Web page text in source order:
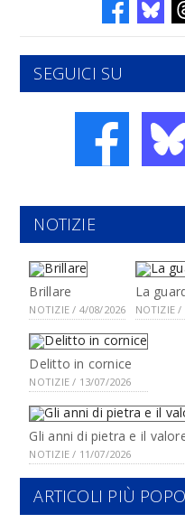
SEGUICI SU
NOTIZIE
Brillare
NOTIZIE / 4/08/2026
La
NOTIZIE
Delitto in cornice
NOTIZIE / 13/07/2026
Gli anni di pietra e il
NOTIZIE / 11/07/2026
ARTICOLI PIÙ